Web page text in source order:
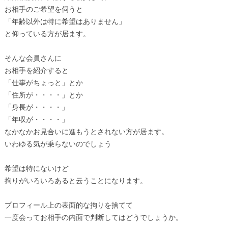
お相手のご希望を伺うと
「年齢以外は特に希望はありません」
と仰っている方が居ます。
そんな会員さんに
お相手を紹介すると
「仕事がちょっと」とか
「住所が・・・・」とか
「身長が・・・・」
「年収が・・・・」
なかなかお見合いに進もうとされない方が居ます。
いわゆる気が乗らないのでしょう
希望は特にないけど
拘りがいろいろあると云うことになります。
プロフィール上の表面的な拘りを捨てて
一度会ってお相手の内面で判断してはどうでしょうか。